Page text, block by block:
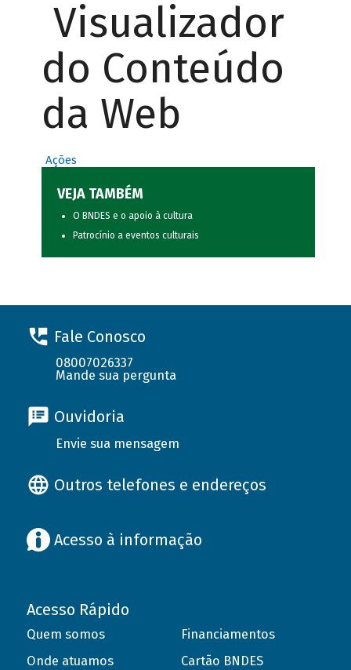
Visualizador
do Conteúdo
da Web
Ações
VEJA TAMBÉM
O BNDES e o apoio à cultura
Patrocínio a eventos culturais
Fale Conosco
08007026337
Mande sua pergunta
Ouvidoria
Envie sua mensagem
Outros telefones e endereços
Acesso à informação
Acesso Rápido
Quem somos
Onde atuamos
Financiamentos
Cartão BNDES